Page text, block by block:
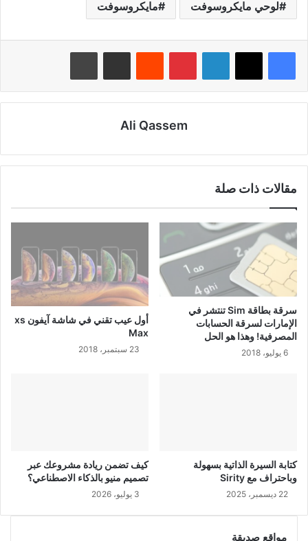
لوحي مايكروسوفت مايكروسوفت
لينكدإن بينتيريست
Ali Qassem
مقالات ذات صلة
سرقة بطاقة Sim تنتشر في
الإمارات لسرقة الحسابات
المصرفية! وهذا هو الحل
6 يوليو، 2018
أول عيب تقني في شاشة آيفون xs
Max
23 سبتمبر، 2018
كتابة السيرة الذاتية بسهولة
وباحتراف مع Sirity
22 ديسمبر، 2025
كيف تضمن ريادة مشروعك عبر
تصميم منيو بالذكاء الاصطناعي؟
3 يوليو، 2026
مواقع صديقة